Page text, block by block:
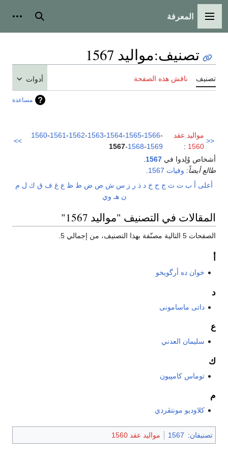
القائمة الرئيسية
المعرفة بحث
تصنيف:مواليد 1567
تصنيف ناقش هذه الصفحة أدوات
مساعدة
<<
مواليد عقد
1560
:
1560-1561-1562-1563-1564-1565-1566-
1567-1568-1569
>>
أشخاص وُلِدوا في 1567
طالع أيضاً: وفيات 1567
أعلى أ ب ت ث ج ح خ د ذ ر ز س ش ص ض ط ظ ع غ ف ق ك ل م
ن هـ وي
المقالات في التصنيف "مواليد 1567"
الصفحات 5 التالية مصنّفة بهذا التصنيف، من إجمالي 5.
خوان ده أرگويخو
د
داتى ماسامونى
ع
سليمان العدني
ك
توماس كامپيون
م
كلاوديو مونتڤردي
تصنيفان:
1567 مواليد عقد 1560